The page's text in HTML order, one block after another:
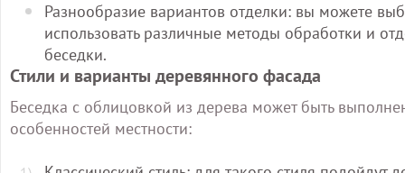
Разнообразие вариантов отделки: вы можете
использовать различные методы обработки и
беседки.
Стили и варианты деревянного фасада
Беседка с облицовкой из дерева может быть
особенностей местности: